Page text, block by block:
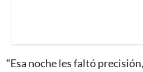
"Esa noche les faltó